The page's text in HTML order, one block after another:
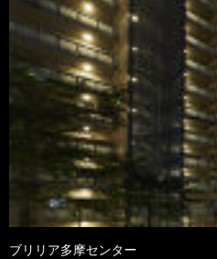
ブリリア多摩センター